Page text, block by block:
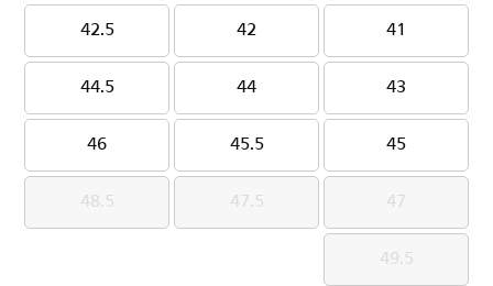
41
41
42
42
42.5
42.5
43
43
44
44
44.5
44.5
45
45
45.5
45.5
46
46
47
47
47.5
47.5
48.5
48.5
49.5
49.5